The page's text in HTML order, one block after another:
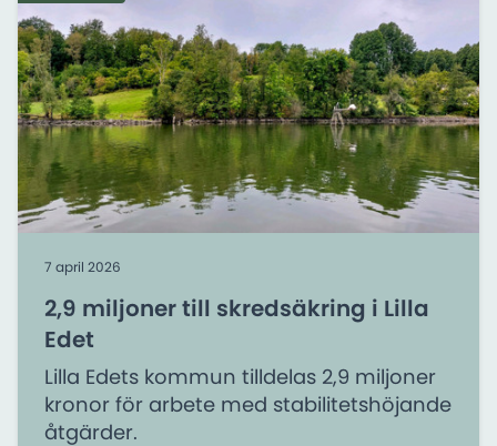
7 april 2026
2,9 miljoner till skredsäkring i Lilla
Edet
Lilla Edets kommun tilldelas 2,9 miljoner
kronor för arbete med stabilitetshöjande
åtgärder.